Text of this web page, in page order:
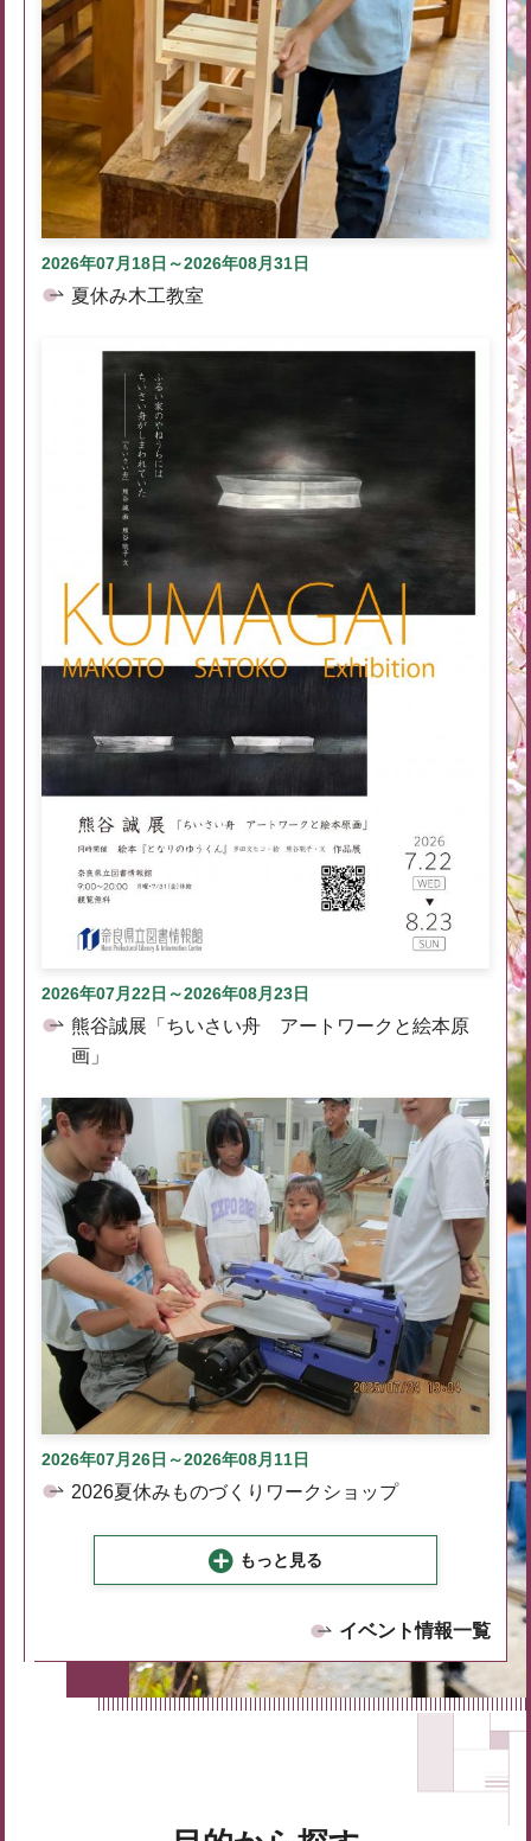
2026年07月18日～2026年08月31日
夏休み木工教室
2026年07月22日～2026年08月23日
熊谷誠展「ちいさい舟 アートワークと絵本原
画」
2026年07月26日～2026年08月11日
2026夏休みものづくりワークショップ
もっと見る
イベント情報一覧